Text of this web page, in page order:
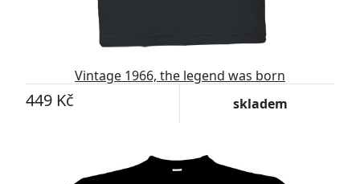
Vintage 1966, the legend was born
449 Kč skladem